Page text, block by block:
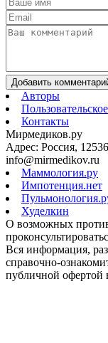
Добавить
Авторы
Контакты
Мирмедиков.ру
Адрес: Россия,
info@mirmedikov.ru
Маммология.ру
Импотенция.нет
Худелкин
О возможных
Вся информация,
справочно-
публичной офертой